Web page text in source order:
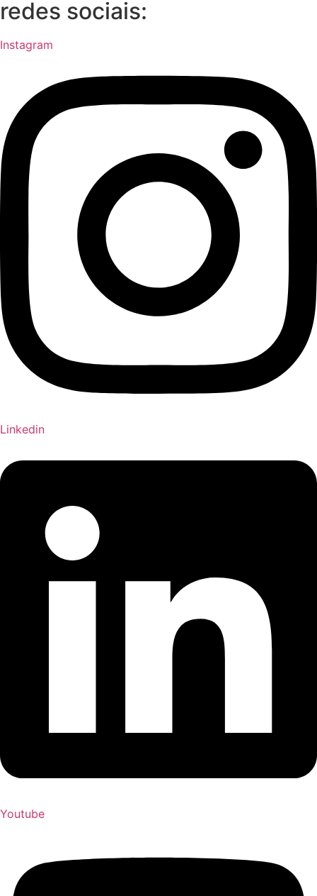
redes sociais:
Instagram
Linkedin
Youtube